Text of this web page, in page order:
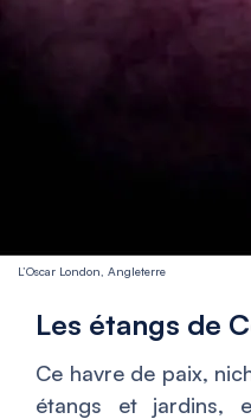
L’Oscar London, Angleterre
Les étangs de
Ce havre de paix,
étangs et jardins,